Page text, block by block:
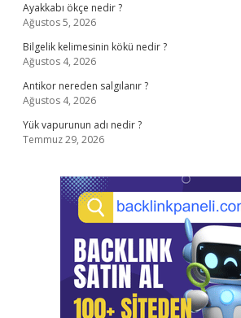
Ayakkabı ökçe nedir ?
Ağustos 5, 2026
Bilgelik kelimesinin kökü nedir ?
Ağustos 4, 2026
Antikor nereden salgılanır ?
Ağustos 4, 2026
Yük vapurunun adı nedir ?
Temmuz 29, 2026